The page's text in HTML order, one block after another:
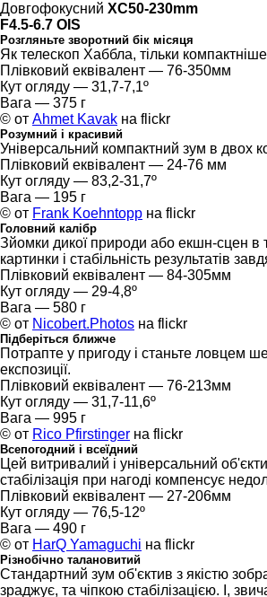
Довгофокусний XC50-230mm
F4.5-6.7 OIS
Розгляньте зворотний бік місяця
Як телескоп Хаббла, тільки
Плівковий еквівалент — 76-350мм
Кут огляду — 31,7-7,1º
Вага — 375 г
© от Ahmet Kavak на flickr
Розумний і красивий
Універсальний компактний зум в двох
Плівковий еквівалент — 24-76 мм
Кут огляду — 83,2-31,7º
Вага — 195 г
© от Frank Koehntopp на flickr
Головний калібр
Зйомки дикої природи або екшн-сцен в
картинки і стабільність результатів
Плівковий еквівалент — 84-305мм
Кут огляду — 29-4,8º
Вага — 580 г
© от Nicobert.Photos на flickr
Підберіться ближче
Потрапте у пригоду і станьте ловцем
експозиції.
Плівковий еквівалент — 76-213мм
Кут огляду — 31,7-11,6º
Вага — 995 г
© от Rico Pfirstinger на flickr
Всепогодний і всеїдний
Цей витривалий і універсальний
стабілізація при нагоді компенсує
Плівковий еквівалент — 27-206мм
Кут огляду — 76,5-12º
Вага — 490 г
© от HarQ Yamaguchi на flickr
Різнобічно талановитий
Стандартний зум об'єктив з якістю
зраджує, та чіпкою стабілізацією. І,